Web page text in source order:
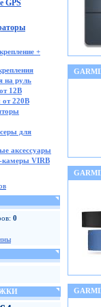
GPS
+
на руль
12В
от 220В
для
аксессуары
камеры VIRB
0